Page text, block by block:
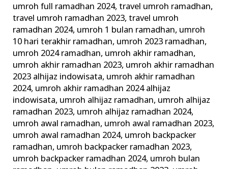
umroh full ramadhan 2024,travel umroh ramadhan,
travel umroh ramadhan 2023,travel umroh
ramadhan 2024, umroh 1 bulan ramadhan, umroh
10 hari terakhir ramadhan, umroh 2023 ramadhan,
umroh 2024 ramadhan, umroh akhir ramadhan,
umroh akhir ramadhan 2023, umroh akhir ramadhan
2023 alhijaz indowisata, umroh akhir ramadhan
2024, umroh akhir ramadhan 2024 alhijaz
indowisata, umroh alhijaz ramadhan, umroh alhijaz
ramadhan 2023, umroh alhijaz ramadhan 2024,
umroh awal ramadhan, umroh awal ramadhan 2023,
umroh awal ramadhan 2024, umroh backpacker
ramadhan, umroh backpacker ramadhan 2023,
umroh backpacker ramadhan 2024, umroh bulan